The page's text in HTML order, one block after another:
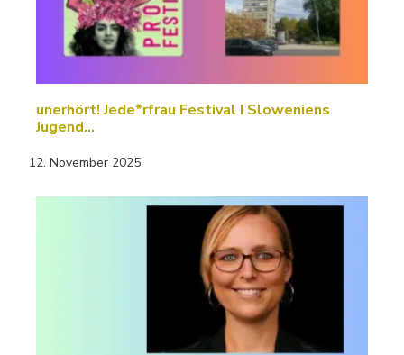
unerhört! Jede*rfrau Festival I Sloweniens
Jugend…
12. November 2025